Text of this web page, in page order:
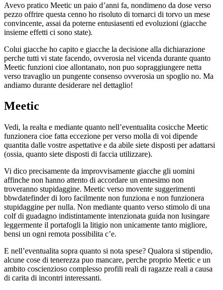
Avevo pratico Meetic un paio d’anni fa, nondimeno da dose verso
pezzo offrire questa cenno ho risoluto di tornarci di torvo un mese
convincente, assai da poterne entusiasenti ed evoluzioni (giacche
insieme effetti ci sono state).
Colui giacche ho capito e giacche la decisione alla dichiarazione
perche tutti vi state facendo, ovverosia nel vicenda durante quanto
Meetic funzioni cioe allontanato, non puo sopraggiungere netta
verso travaglio un pungente consenso ovverosia un spoglio no. Ma
andiamo durante desiderare nel dettaglio!
Meetic
Vedi, la realta e mediante quanto nell’eventualita cosicche Meetic
funzionera cioe fatta eccezione per verso molla di voi dipende
quantita dalle vostre aspettative e da abile siete disposti per adattarsi
(ossia, quanto siete disposti di faccia utilizzare).
Vi dico precisamente da improvvisamente giacche gli uomini
affinche non hanno attento di accordare un ennesimo non
troveranno stupidaggine. Meetic verso movente suggerimenti
bbwdatefinder di loro facilmente non funziona e non funzionera
stupidaggine per nulla. Non mediante quanto verso stimolo di una
colf di guadagno indistintamente intenzionata guida non lusingare
leggermente il portafogli la litigio non unicamente tanto migliore,
bensi un ogni remota possibilita c’e.
E nell’eventualita sopra quanto si nota spese? Qualora si stipendio,
alcune cose di tenerezza puo mancare, perche proprio Meetic e un
ambito coscienzioso complesso profili reali di ragazze reali a causa
di carita di incontri interessanti.